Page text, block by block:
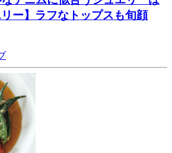
リー】ラフなトップスも旬顔